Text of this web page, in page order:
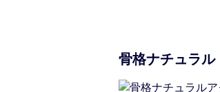
骨格ナチュラル